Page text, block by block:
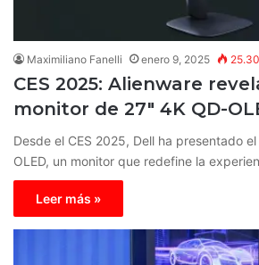
Maximiliano Fanelli enero 9, 2025
CES 2025: Alienware
monitor de 27″ 4K QD-
Desde el CES 2025, Dell ha presentado
OLED, un monitor que redefine la
Leer más »